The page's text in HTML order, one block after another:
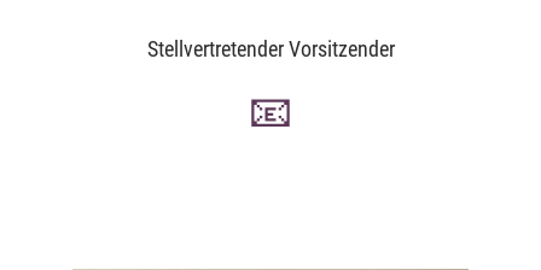
Stellvertretender Vorsitzender
📧